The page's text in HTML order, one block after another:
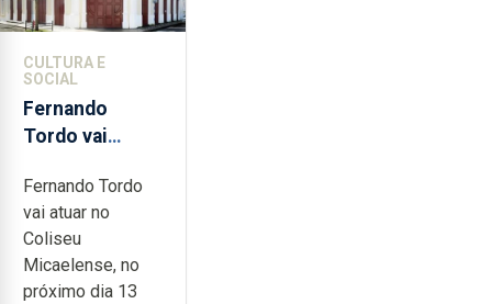
CULTURA E
SOCIAL
Fernando
Tordo vai
anos de
carreira no
Coliseu
Micaelense
Fernando Tordo
vai atuar no
Coliseu
Micaelense, no
próximo dia 13